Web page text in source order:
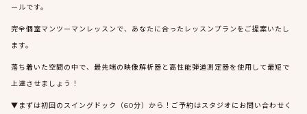
ールです。
完全個室マンツーマンレッスンで、あなたに合ったレッスンプランをご提案いたし
ます。
落ち着いた空間の中で、最先端の映像解析器と高性能弾道測定器を使用して最短で
上達させましょう！
▼まずは初回のスイングドック（60分）から！ご予約はスタジオにお問い合わせく